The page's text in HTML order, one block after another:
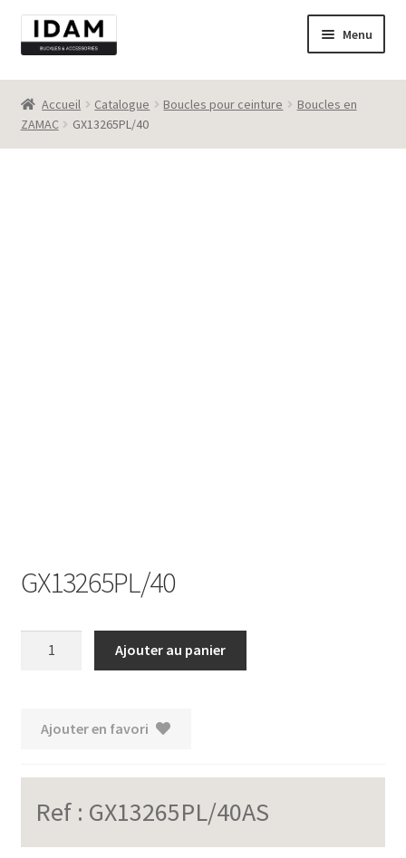
Aller
à
Aller
au
Menu
Catalogue
New
Accueil Catalogue Boucles pour ceinture
Boucles en
ZAMAC
GX13265PL/40
GX13265PL/40
Ajouter au panier
Ajouter en favori
Ref : GX13265PL/40AS